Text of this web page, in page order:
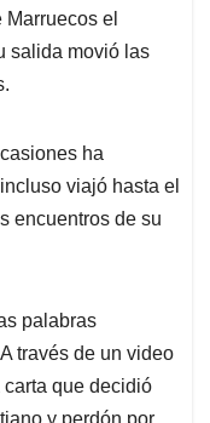
el
salida movió las
ha
viajó hasta el
encuentros de su
palabras
través de un video
que decidió